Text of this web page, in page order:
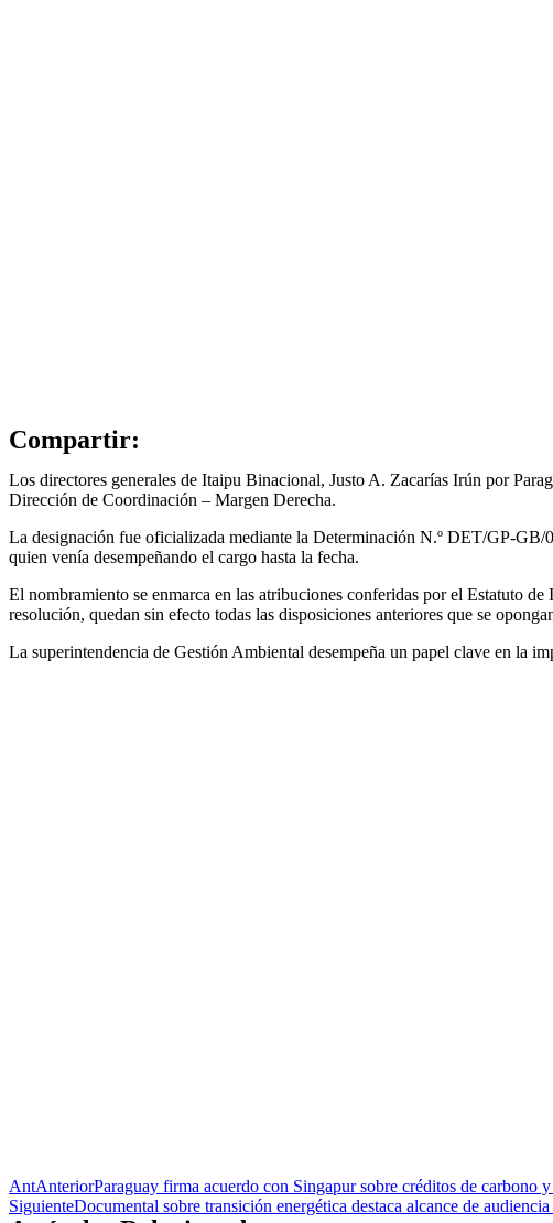
Compartir:
Los directores generales de Itaipu Binacional, Justo A. Zacarías Irún por
Dirección de Coordinación – Margen Derecha.
La designación fue oficializada mediante la Determinación N.º DET/GP-GB/
quien venía desempeñando el cargo hasta la fecha.
El nombramiento se enmarca en las atribuciones conferidas por el Estatuto
resolución, quedan sin efecto todas las disposiciones anteriores que se
La superintendencia de Gestión Ambiental desempeña un papel clave en la
AntAnteriorParaguay firma acuerdo con Singapur sobre créditos de carbono
SiguienteDocumental sobre transición energética destaca alcance de